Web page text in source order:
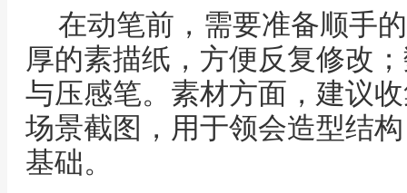
在动笔前，需要准备顺手
厚的素描纸，方便反复修改
与压感笔。素材方面，建议
场景截图，用于领会造型结
基础。